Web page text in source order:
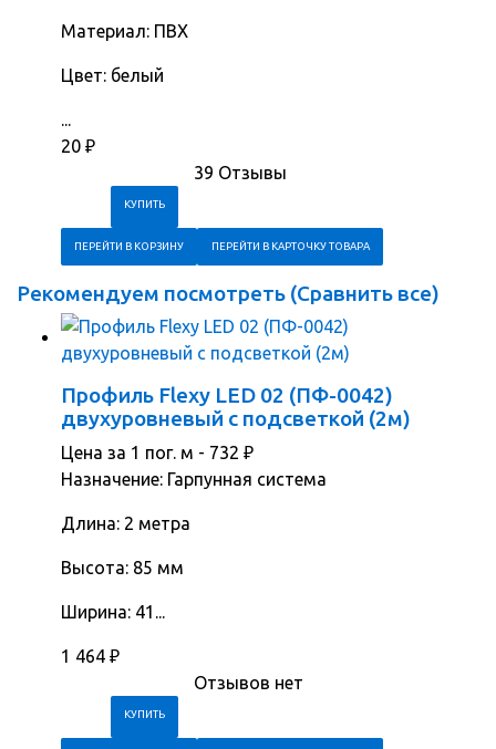
Материал: ПВХ
Цвет: белый
...
20 ₽
39 Отзывы
ПЕРЕЙТИ В КОРЗИНУ ПЕРЕЙТИ В КАРТОЧКУ ТОВАРА
Рекомендуем посмотреть (Сравнить все)
Профиль Flexy LED 02 (ПФ-0042)
двухуровневый с подсветкой (2м)
Цена за 1 пог. м - 732 ₽
Назначение: Гарпунная система
Длина: 2 метра
Высота: 85 мм
Ширина: 41...
1 464 ₽
Отзывов нет